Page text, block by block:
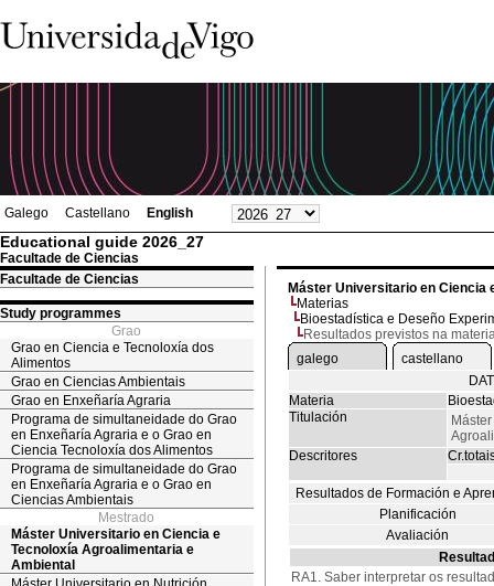
Galego Castellano English
Educational guide 2026_27
Facultade de Ciencias
Facultade de Ciencias
Study programmes
Grao
Grao en Ciencia e Tecnoloxía dos
Alimentos
Grao en Ciencias Ambientais
Grao en Enxeñaría Agraria
Programa de simultaneidade do Grao
en Enxeñaría Agraria e o Grao en
Ciencia Tecnoloxía dos Alimentos
Programa de simultaneidade do Grao
en Enxeñaría Agraria e o Grao en
Ciencias Ambientais
Mestrado
Máster Universitario en Ciencia e
Tecnoloxía Agroalimentaria e
Ambiental
Máster Universitario en Ciencia
Materias
Bioestadística e Deseño
Resultados previstos na
galego
castellano
Materia
Titulación
Descritores
Resultados de Formación e
Planificación
Avaliación
RA1. Saber interpretar os